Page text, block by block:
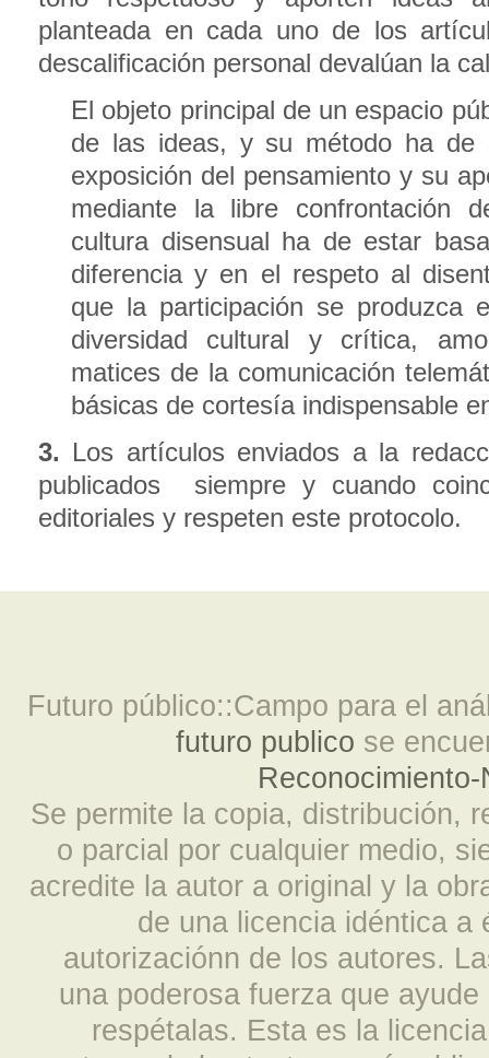
planteada en cada uno de los
descalificación personal devalúan la
El objeto principal de un espacio
de las ideas, y su método ha de
exposición del pensamiento y su
mediante la libre confrontación
cultura disensual ha de estar
diferencia y en el respeto al
que la participación se produzca
diversidad cultural y crítica,
matices de la comunicación
básicas de cortesía indispensable
3. Los artículos enviados a la
publicados siempre y cuando
editoriales y respeten este protocolo.
Futuro público::Campo para el
futuro publico se
Se permite la copia, distribución,
o parcial por cualquier medio,
acredite la autor a original y la
de una licencia idéntica a
autorizaciónn de los autores.
una poderosa fuerza que
respétalas. Esta es la